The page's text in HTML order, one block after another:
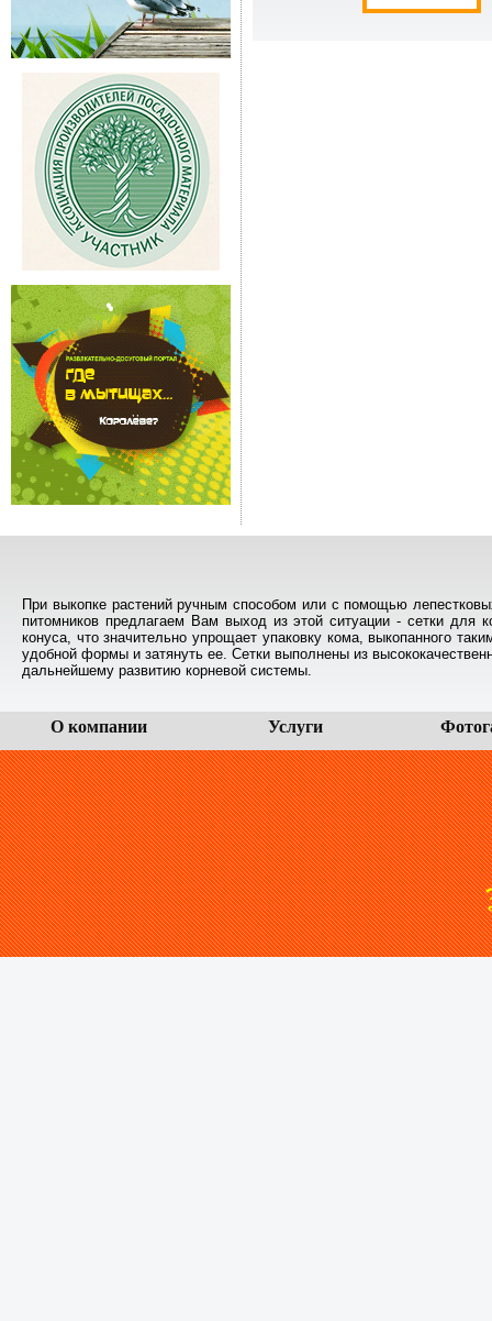
При выкопке растений ручным способом или с помощью
питомников предлагаем Вам выход из этой ситуации - сетки для
конуса, что значительно упрощает упаковку кома, выкопанного
удобной формы и затянуть ее. Сетки выполнены из
дальнейшему развитию корневой системы.
О компании Услуги